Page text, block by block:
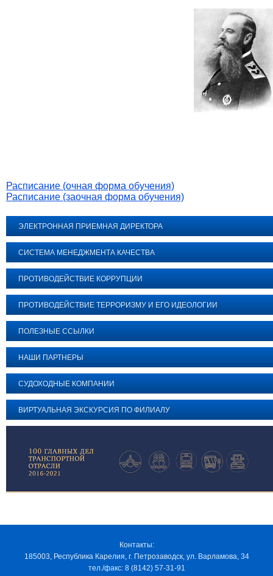
Расписание (очная форма обучения)
Расписание (заочная форма обучения)
ЭЛЕКТРОННАЯ ПРИЕМНАЯ ДИРЕКТОРА
СИСТЕМА МЕНЕДЖМЕНТА КАЧЕСТВА
ПРОТИВОДЕЙСТВИЕ КОРРУПЦИИ
ПРОТИВОДЕЙСТВИЕ ТЕРРОРИЗМУ И ЕГО ИДЕОЛОГИИ
ПОЛЕЗНЫЕ ССЫЛКИ
НАШИ ПАРТНЕРЫ
СУДОХОДНЫЕ КОМПАНИИ
ВИРТУАЛЬНАЯ ЭКСКУРСИЯ ПО ФИЛИАЛУ
Контакты:
185003, Республика Карелия, г. Петрозаводск, ул. Варламова, 34
тел./факс: 8 (8142) 57-31-91